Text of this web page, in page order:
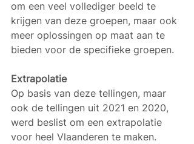
om een veel vollediger beeld te
krijgen van deze groepen, maar ook
meer oplossingen op maat aan te
bieden voor de specifieke groepen.
Extrapolatie
Op basis van deze tellingen, maar
ook de tellingen uit 2021 en 2020,
werd beslist om een extrapolatie
voor heel Vlaanderen te maken.